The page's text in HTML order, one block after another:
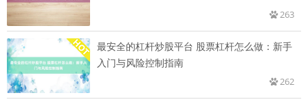
263
最安全的杠杆炒股平台 股票杠杆怎么做：新手
入门与风险控制指南
262